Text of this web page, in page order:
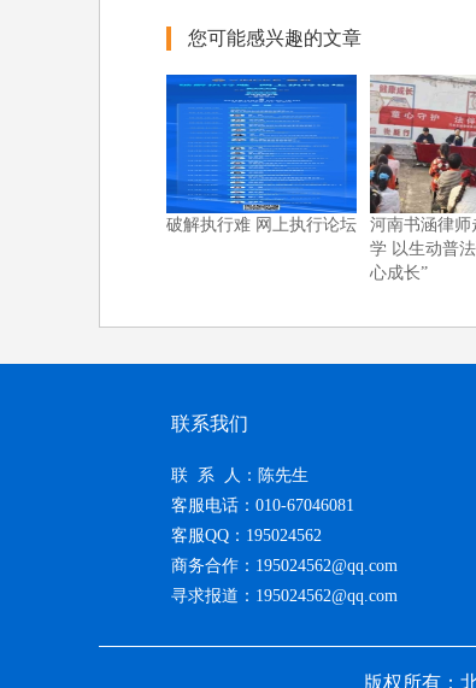
您可能感兴趣的文章
破解执行难 网上执行论坛
河南书涵律师
学 以生动普
心成长”
联系我们
联 系 人：陈先生
客服电话：010-67046081
客服QQ：195024562
商务合作：195024562@qq.com
寻求报道：195024562@qq.com
版权所有：